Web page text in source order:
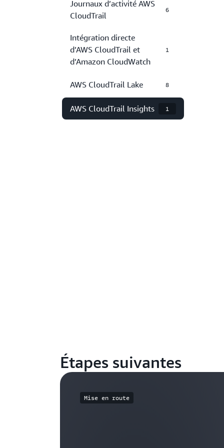
Journaux d’activité AWS
CloudTrail
6
Intégration directe
d’AWS CloudTrail et
d’Amazon CloudWatch
1
AWS CloudTrail Lake 8
AWS CloudTrail Insights 1
Étapes suivantes
Mise en route